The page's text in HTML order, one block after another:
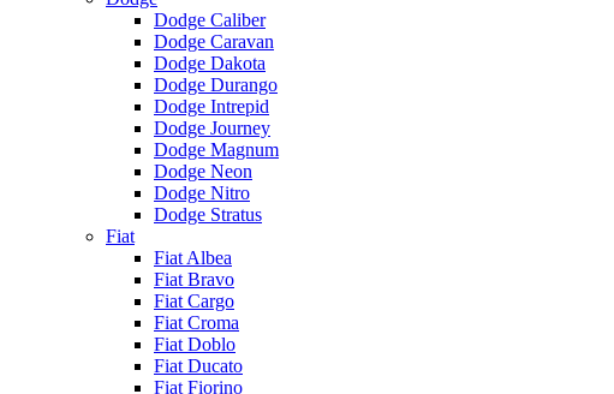
Dodge Caliber
Dodge Caravan
Dodge Dakota
Dodge Durango
Dodge Intrepid
Dodge Journey
Dodge Magnum
Dodge Neon
Dodge Nitro
Dodge Stratus
Fiat
Fiat Albea
Fiat Bravo
Fiat Cargo
Fiat Croma
Fiat Doblo
Fiat Ducato
Fiat Fiorino